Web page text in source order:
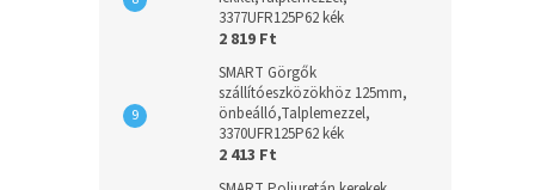
3377UFR125P62 kék
2 819 Ft
SMART Görgők
szállítóeszközökhöz 125mm,
önbeálló,Talplemezzel,
3370UFR125P62 kék
2 413 Ft